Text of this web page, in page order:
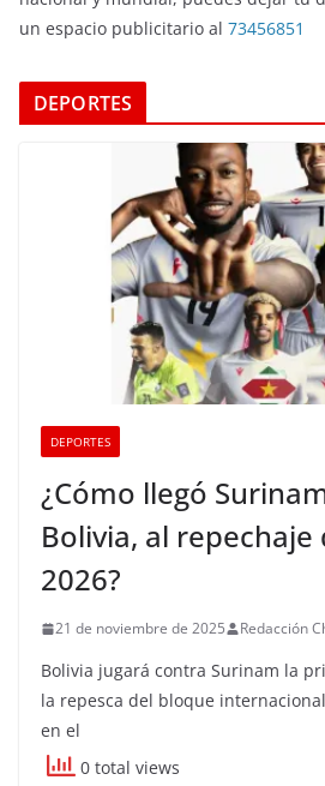
un espacio publicitario al 73456851
DEPORTES
DEPORTES
¿Cómo llegó
Bolivia, al
2026?
21 de noviembre de 2025 Redacción
Bolivia jugará contra Surinam la
la repesca del bloque
en el
0 total views